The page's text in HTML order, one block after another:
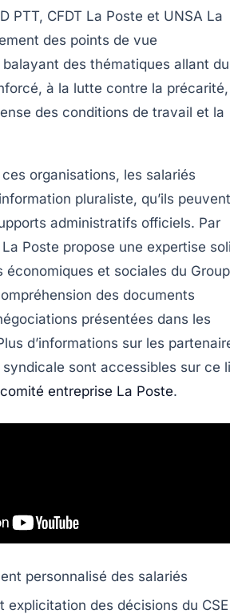
PTT, CFDT La Poste et UNSA La
des points de vue
des thématiques allant du
à la lutte contre la
des conditions de travail et la
ces organisations, les salariés
pluraliste, qu’ils peuvent
administratifs officiels. Par
Poste propose une expertise
économiques et sociales du
des documents
présentées dans les
d’informations sur les
sont accessibles sur ce
entreprise La Poste.
personnalisé des salariés
explicitation des décisions du CSE